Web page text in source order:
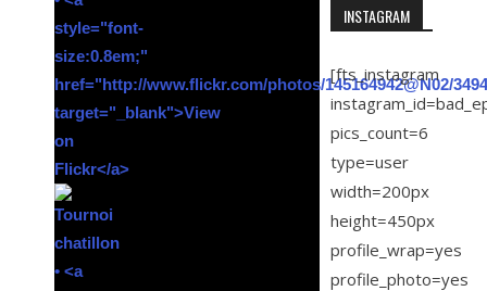
INSTAGRAM
[fts_instagram
pics_count=6
type=user
width=200px
height=450px
profile_wrap=yes
profile_photo=yes